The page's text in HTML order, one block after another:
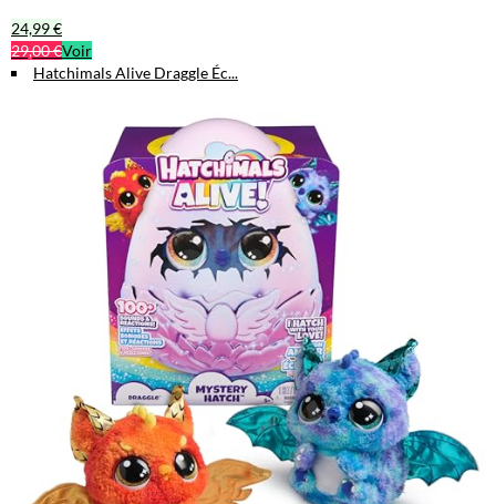
24,99 €
29,00 €Voir
Hatchimals Alive Draggle Éc...